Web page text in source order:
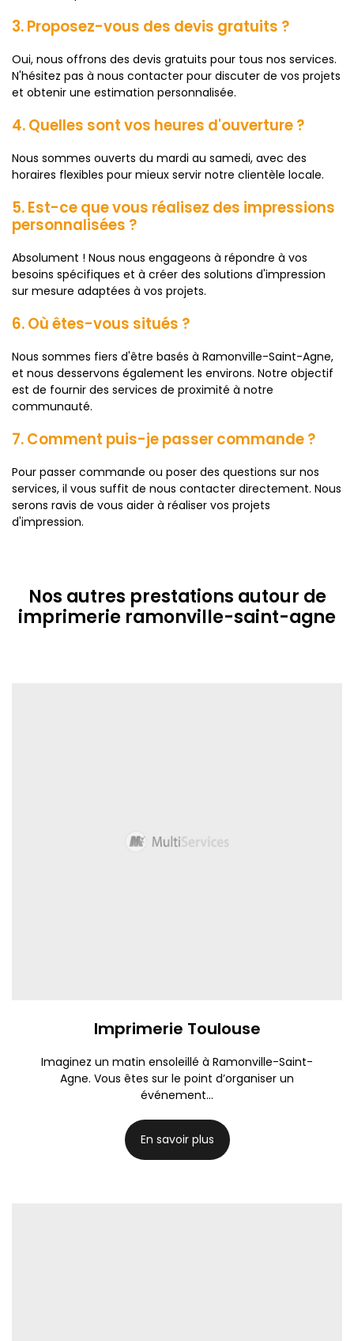
3. Proposez-vous des devis gratuits ?
Oui, nous offrons des devis gratuits pour tous nos services.
N'hésitez pas à nous contacter pour discuter de vos projets
et obtenir une estimation personnalisée.
4. Quelles sont vos heures d'ouverture ?
Nous sommes ouverts du mardi au samedi, avec des
horaires flexibles pour mieux servir notre clientèle locale.
5. Est-ce que vous réalisez des impressions
personnalisées ?
Absolument ! Nous nous engageons à répondre à vos
besoins spécifiques et à créer des solutions d'impression
sur mesure adaptées à vos projets.
6. Où êtes-vous situés ?
Nous sommes fiers d'être basés à Ramonville-Saint-Agne,
et nous desservons également les environs. Notre objectif
est de fournir des services de proximité à notre
communauté.
7. Comment puis-je passer commande ?
Pour passer commande ou poser des questions sur nos
services, il vous suffit de nous contacter directement. Nous
serons ravis de vous aider à réaliser vos projets
d'impression.
Nos autres prestations autour de
imprimerie ramonville-saint-agne
Imprimerie Toulouse
Imaginez un matin ensoleillé à Ramonville-Saint-
Agne. Vous êtes sur le point d’organiser un
événement...
En savoir plus